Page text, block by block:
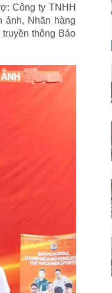
Công ty TNHH
ảnh, Nhãn hàng
thông Báo